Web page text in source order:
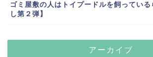
ゴミ屋敷の人はトイプードルを飼ってい
し第２弾】
アーカイブ